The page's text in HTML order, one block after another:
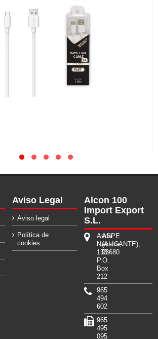
Aviso Legal
Aviso legal
Política de
cookies
Alcon 100
Import Export
S.L.
Avda.
Navarra,
133.
P.O.
Box
212
ASPE
(ALICANTE),
03680
965
494
602
965
495
095